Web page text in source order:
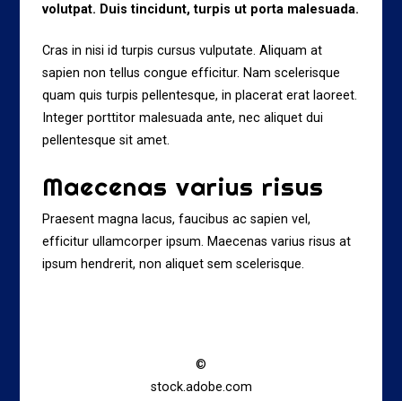
volutpat. Duis tincidunt, turpis ut porta malesuada.
Cras in nisi id turpis cursus vulputate. Aliquam at
sapien non tellus congue efficitur. Nam scelerisque
quam quis turpis pellentesque, in placerat erat laoreet.
Integer porttitor malesuada ante, nec aliquet dui
pellentesque sit amet.
Maecenas varius risus
Praesent magna lacus, faucibus ac sapien vel,
efficitur ullamcorper ipsum. Maecenas varius risus at
ipsum hendrerit, non aliquet sem scelerisque.
©
stock.adobe.com